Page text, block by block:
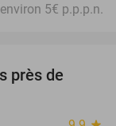
5€ p.p.p.n.
près de